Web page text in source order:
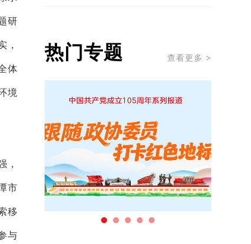
研
，
体
境
，
市
移
与
热门专题 查看更多 >